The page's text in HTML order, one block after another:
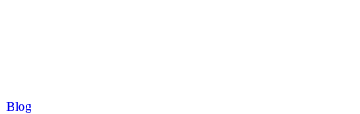
Blog